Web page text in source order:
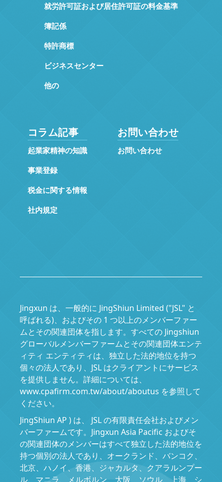
就労許可証および居住許可証の料金基準
簿記係
特許商標
ビジネスセンター
他の
コラム記事
起業家精神の知識
事業登録
税金に関する情報
社内規定
お問い合わせ
お問い合わせ
Jingxun は、一般的に JingShiun Limited ("JSL" と
呼ばれる)、およびその 1 つ以上のメンバーファー
ムとその関連団体を指します。すべての Jingshiun
グローバルメンバーファームとその関連団体エンテ
ィティ エンティティは、独立した法的地位を持つ
個々の法人であり、JSL はクライアントにサービス
を提供しません。詳細については、
www.cpafirm.com.tw/about/aboutus を参照して
ください。
JingShiun AP ) は、 JSL の有限責任会社およびメン
バーファームです。Jingxun Asia Pacific およびそ
の関連団体のメンバーはすべて独立した法的地位を
持つ個別の法人であり、オークランド、バンコク、
北京、ハノイ、香港、ジャカルタ、クアラルンプー
ル、マニラ、メルボルン、大阪、ソウル、上海、シ